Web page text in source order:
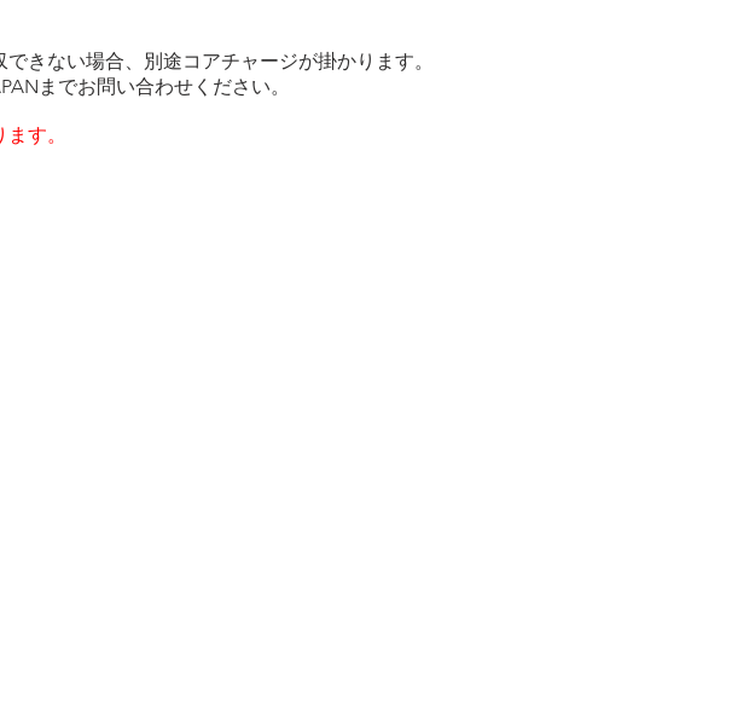
きない場合、別途コアチャージが掛かります。
までお問い合わせください。
す。